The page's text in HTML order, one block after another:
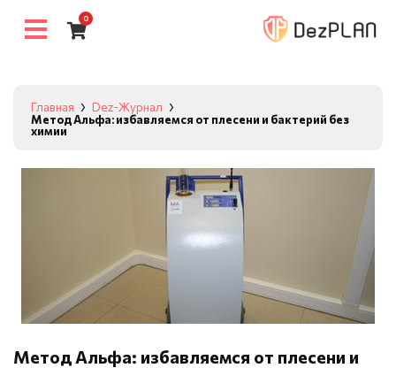
0
Главная
Dez-Журнал
Метод Альфа: избавляемся от плесени и бактерий без
химии
Метод Альфа: избавляемся от плесени и